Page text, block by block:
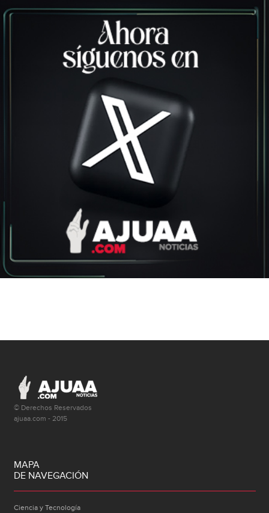
© Derechos Reservados
ajuaa.com - 2015
MAPA
DE NAVEGACIÓN
Ciencia y Tecnología